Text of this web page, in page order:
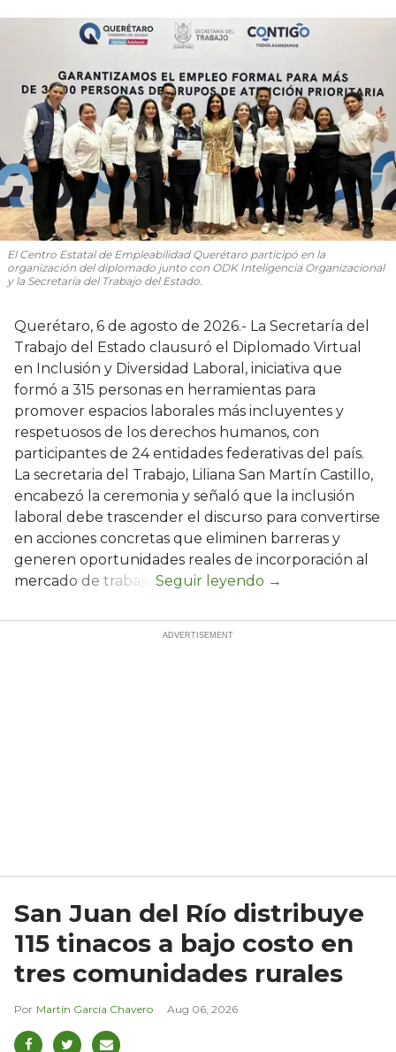
El Centro Estatal de Empleabilidad Querétaro participó en la
organización del diplomado junto con ODK Inteligencia Organizacional
y la Secretaría del Trabajo del Estado.
Querétaro, 6 de agosto de 2026.- La Secretaría del
Trabajo del Estado clausuró el Diplomado Virtual
en Inclusión y Diversidad Laboral, iniciativa que
formó a 315 personas en herramientas para
promover espacios laborales más incluyentes y
respetuosos de los derechos humanos, con
participantes de 24 entidades federativas del país.
La secretaria del Trabajo, Liliana San Martín Castillo,
encabezó la ceremonia y señaló que la inclusión
laboral debe trascender el discurso para convertirse
en acciones concretas que eliminen barreras y
generen oportunidades reales de incorporación al
mercado de trabajo.
San Juan del Río distribuye
115 tinacos a bajo costo en
tres comunidades rurales
Martín García Chavero Aug 06, 2026